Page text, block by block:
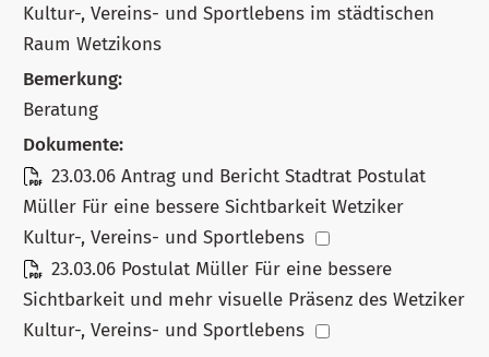
Kultur-, Vereins- und Sportlebens im städtischen
Raum Wetzikons
Bemerkung:
Beratung
Dokumente:
23.03.06 Antrag und Bericht Stadtrat Postulat
Müller Für eine bessere Sichtbarkeit Wetziker
Kultur-, Vereins- und Sportlebens
23.03.06 Postulat Müller Für eine bessere
Sichtbarkeit und mehr visuelle Präsenz des Wetziker
Kultur-, Vereins- und Sportlebens